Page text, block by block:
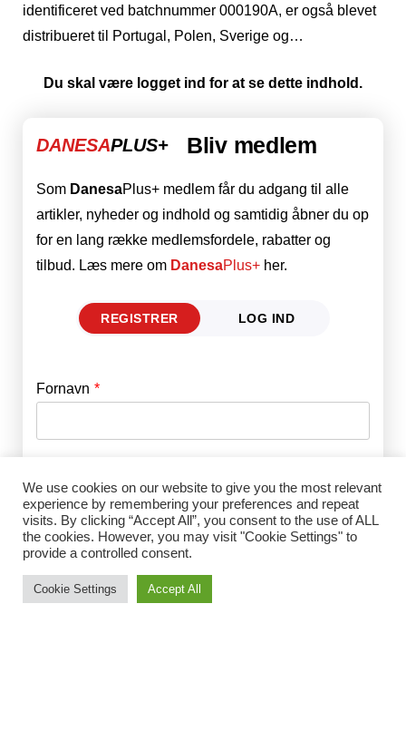
identificeret ved batchnummer 000190A, er også blevet
distribueret til Portugal, Polen, Sverige og…
Du skal være logget ind for at se dette indhold.
DANESAPLUS+ Bliv medlem
Som DanesaPlus+ medlem får du adgang til alle
artikler, nyheder og indhold og samtidig åbner du op
for en lang række medlemsfordele, rabatter og
tilbud. Læs mere om DanesaPlus+ her.
REGISTRER LOG IND
Fornavn *
E-mail *
E-mail
Husk mig
We use cookies on our website to give you the most relevant
experience by remembering your preferences and repeat
visits. By clicking “Accept All”, you consent to the use of ALL
the cookies. However, you may visit "Cookie Settings" to
provide a controlled consent.
Cookie Settings Accept All